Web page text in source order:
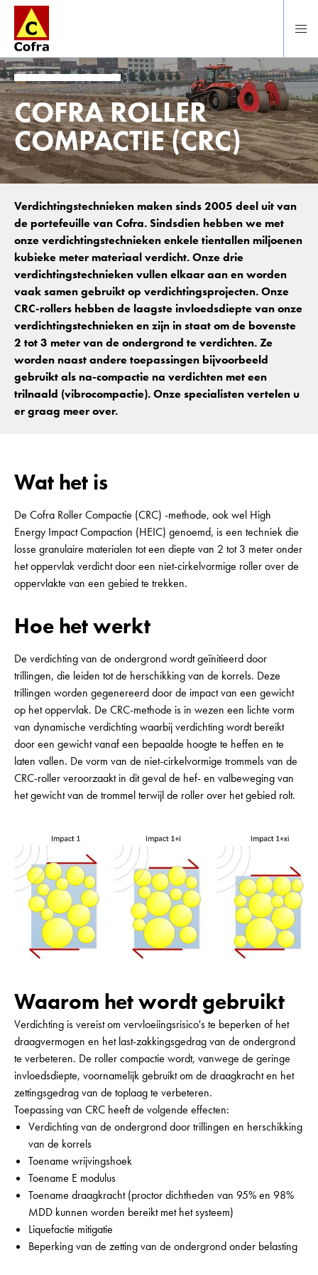
Direct naar hoofdinhoud
COFRA ROLLER
COMPACTIE (CRC)
Verdichtingstechnieken maken sinds 2005 deel uit van
de portefeuille van Cofra. Sindsdien hebben we met
onze verdichtingstechnieken enkele tientallen miljoenen
kubieke meter materiaal verdicht. Onze drie
verdichtingstechnieken vullen elkaar aan en worden
vaak samen gebruikt op verdichtingsprojecten. Onze
CRC-rollers hebben de laagste invloedsdiepte van onze
verdichtingstechnieken en zijn in staat om de bovenste
2 tot 3 meter van de ondergrond te verdichten. Ze
worden naast andere toepassingen bijvoorbeeld
gebruikt als na-compactie na verdichten met een
trilnaald (vibrocompactie). Onze specialisten vertelen u
er graag meer over.
Wat het is
De Cofra Roller Compactie (CRC) -methode, ook wel High
Energy Impact Compaction (HEIC) genoemd, is een techniek die
losse granulaire materialen tot een diepte van 2 tot 3 meter onder
het oppervlak verdicht door een niet-cirkelvormige roller over de
oppervlakte van een gebied te trekken.
Hoe het werkt
De verdichting van de ondergrond wordt geïnitieerd door
trillingen, die leiden tot de herschikking van de korrels. Deze
trillingen worden gegenereerd door de impact van een gewicht
op het oppervlak. De CRC-methode is in wezen een lichte vorm
van dynamische verdichting waarbij verdichting wordt bereikt
door een gewicht vanaf een bepaalde hoogte te heffen en te
laten vallen. De vorm van de niet-cirkelvormige trommels van de
CRC-roller veroorzaakt in dit geval de hef- en valbeweging van
het gewicht van de trommel terwijl de roller over het gebied rolt.
Waarom het wordt gebruikt
Verdichting is vereist om vervloeiingsrisico's te beperken of het
draagvermogen en het last-zakkingsgedrag van de ondergrond
te verbeteren. De roller compactie wordt, vanwege de geringe
invloedsdiepte, voornamelijk gebruikt om de draagkracht en het
zettingsgedrag van de toplaag te verbeteren.
Toepassing van CRC heeft de volgende effecten:
Verdichting van de ondergrond door trillingen en herschikking
van de korrels
Toename wrijvingshoek
Toename E modulus
Toename draagkracht (proctor dichtheden van 95% en 98%
MDD kunnen worden bereikt met het systeem)
Liquefactie mitigatie
Beperking van de zetting van de ondergrond onder belasting